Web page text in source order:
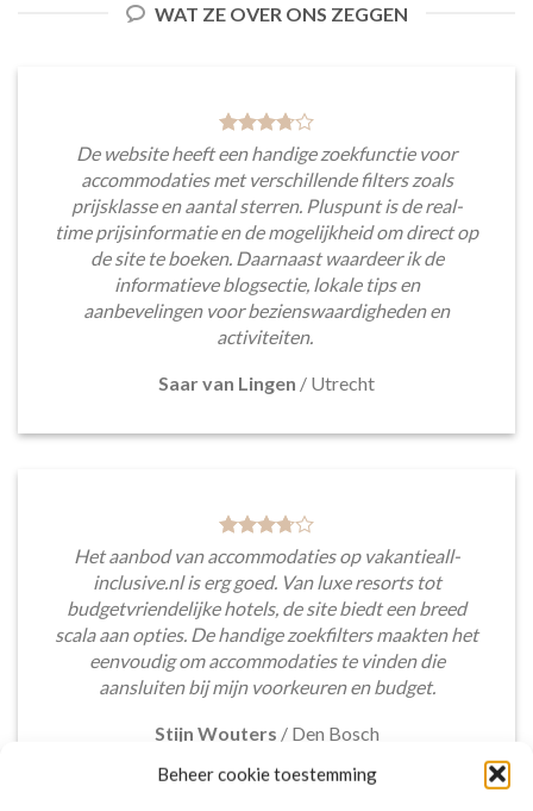
Beheer cookie toestemming
WAT ZE OVER ONS ZEGGEN
De website heeft een handige zoekfunctie voor
accommodaties met verschillende filters zoals
prijsklasse en aantal sterren. Pluspunt is de real-
time prijsinformatie en de mogelijkheid om direct op
de site te boeken. Daarnaast waardeer ik de
informatieve blogsectie, lokale tips en
aanbevelingen voor bezienswaardigheden en
activiteiten.
Saar van Lingen / Utrecht
Het aanbod van accommodaties op vakantieall-
inclusive.nl is erg goed. Van luxe resorts tot
budgetvriendelijke hotels, de site biedt een breed
scala aan opties. De handige zoekfilters maakten het
eenvoudig om accommodaties te vinden die
aansluiten bij mijn voorkeuren en budget.
Stijn Wouters / Den Bosch